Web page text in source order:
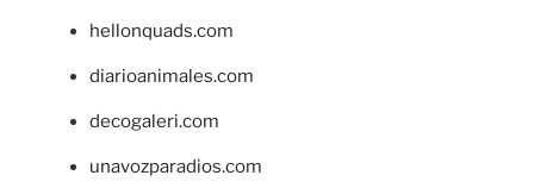
hellonquads.com
diarioanimales.com
decogaleri.com
unavozparadios.com